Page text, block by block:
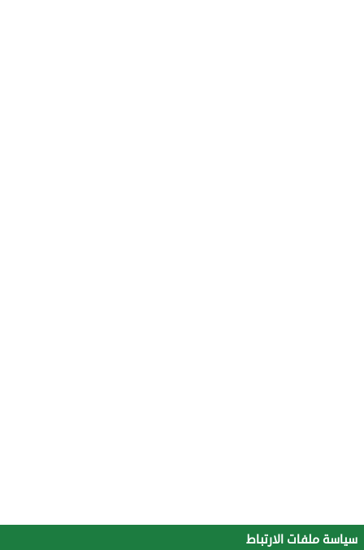
سياسة ملفات الارتباط